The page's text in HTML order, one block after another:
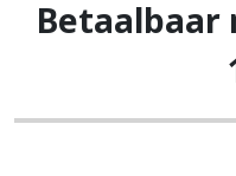
Betaalbaar